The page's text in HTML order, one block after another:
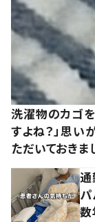
洗濯物のカゴ
すよね？」思
ただいておきま
通
パ
数